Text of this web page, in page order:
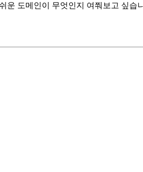
도메인이 무엇인지 여쭤보고 싶습